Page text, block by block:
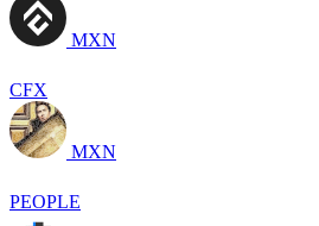
MXN
CFX
MXN
PEOPLE